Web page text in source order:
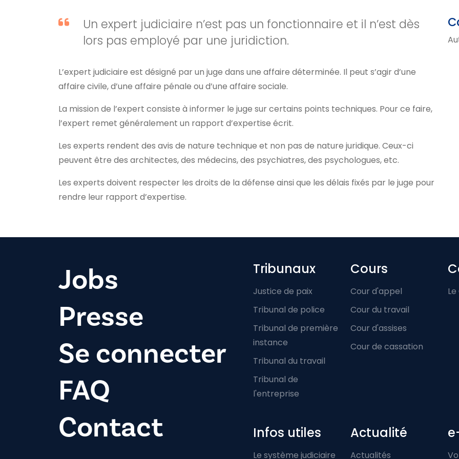
Un expert judiciaire n’est pas un fonctionnaire et il n’est dès
lors pas employé par une juridiction.
L’expert judiciaire est désigné par un juge dans une affaire déterminée. Il peut s’agir d’une
affaire civile, d’une affaire pénale ou d’une affaire sociale.
La mission de l’expert consiste à informer le juge sur certains points techniques. Pour ce faire,
l’expert remet généralement un rapport d’expertise écrit.
Les experts rendent des avis de nature technique et non pas de nature juridique. Ceux-ci
peuvent être des architectes, des médecins, des psychiatres, des psychologues, etc.
Les experts doivent respecter les droits de la défense ainsi que les délais fixés par le juge pour
rendre leur rapport d’expertise.
Jobs
Presse
Se connecter
FAQ
Contact
Footer-menu
Tribunaux
Justice de paix
Tribunal de police
Tribunal de première
instance
Tribunal du travail
Tribunal de
l'entreprise
Cours
Cour d'appel
Cour du travail
Cour d'assises
Cour de cassation
Infos utiles
Le système judiciaire
Actualité
Actualités